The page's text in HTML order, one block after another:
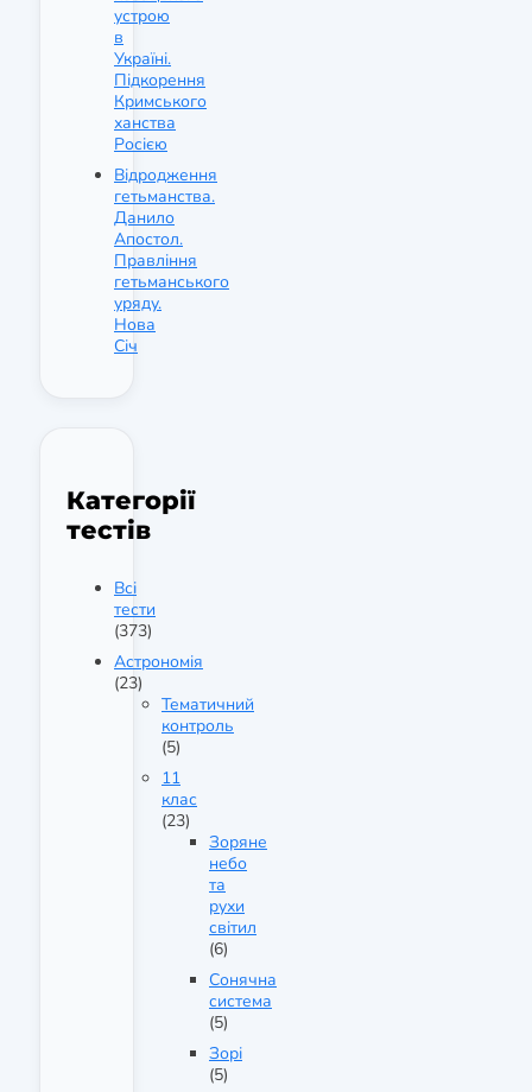
устрою
в
Україні.
Підкорення
Кримського
ханства
Росією
Відродження
гетьманства.
Данило
Апостол.
Правління
гетьманського
уряду.
Нова
Січ
Категорії
тестів
Всі
тести
(373)
Астрономія
(23)
Тематичний
контроль
(5)
11
клас
(23)
Зоряне
небо
та
рухи
світил
(6)
Сонячна
система
(5)
Зорі
(5)